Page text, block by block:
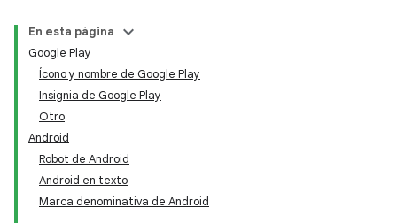
En esta página
Google Play
Ícono y nombre de Google Play
Insignia de Google Play
Otro
Android
Robot de Android
Android en texto
Marca denominativa de Android